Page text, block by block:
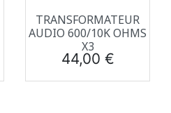
TRANSFORMATEUR
AUDIO 600/10K OHMS
X3
Prix
44,00 €